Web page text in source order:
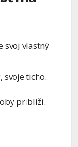
svoj vlastný
svoje ticho.
priblíži.